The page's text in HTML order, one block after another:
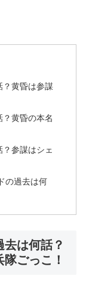
？黄昏は参謀
黄昏の本名
参謀はシェ
の過去は何
は何話？
ごっこ！